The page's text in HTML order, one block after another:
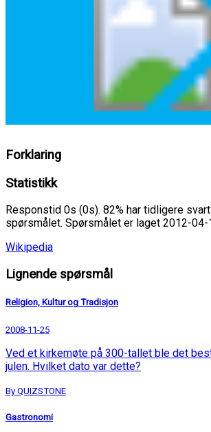
Forklaring
Statistikk
Responstid 0s (0s). 82% har tidligere
spørsmålet. Spørsmålet er laget 2012-04-
Wikipedia
Lignende spørsmål
Religion, Kultur og Tradisjon
2008-11-25
Ved et kirkemøte på 300-tallet ble det
julen. Hvilket dato var dette?
By QUIZSTONE
Gastronomi